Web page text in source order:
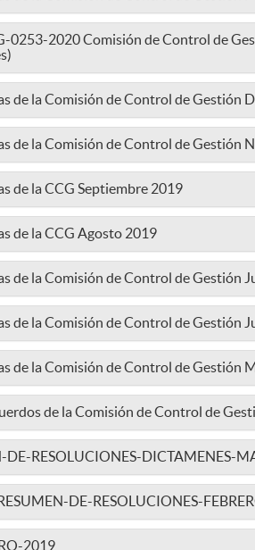
0253-2020 Comisión de Control de
de la Comisión de Control de Gestión
de la Comisión de Control de Gestión
de la CCG Septiembre 2019
de la CCG Agosto 2019
de la Comisión de Control de Gestión
de la Comisión de Control de Gestión
de la Comisión de Control de Gestión
de la Comisión de Control de
DE-RESOLUCIONES-DICTAMENES-
DE-RESOLUCIONES-
2019